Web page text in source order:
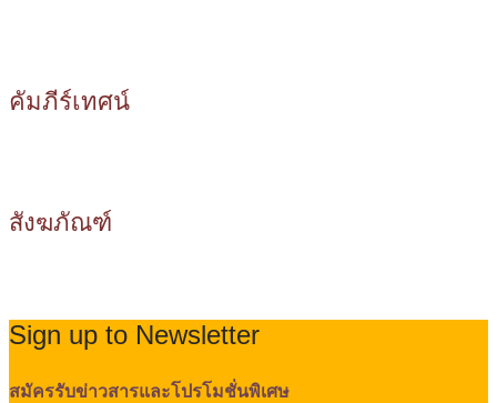
คัมภีร์เทศน์
สังฆภัณฑ์
Sign up to Newsletter
สมัครรับข่าวสารและโปรโมชั่นพิเศษ